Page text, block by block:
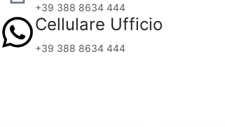
+39 388 8634 444
Cellulare Ufficio
+39 388 8634 444